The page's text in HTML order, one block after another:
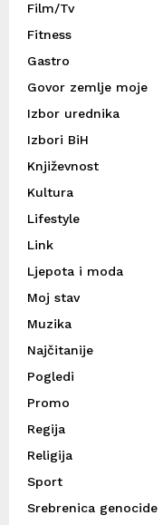
Film/Tv
Fitness
Gastro
Govor zemlje moje
Izbor urednika
Izbori BiH
Književnost
Kultura
Lifestyle
Link
Ljepota i moda
Moj stav
Muzika
Najčitanije
Pogledi
Promo
Regija
Religija
Sport
Srebrenica genocide